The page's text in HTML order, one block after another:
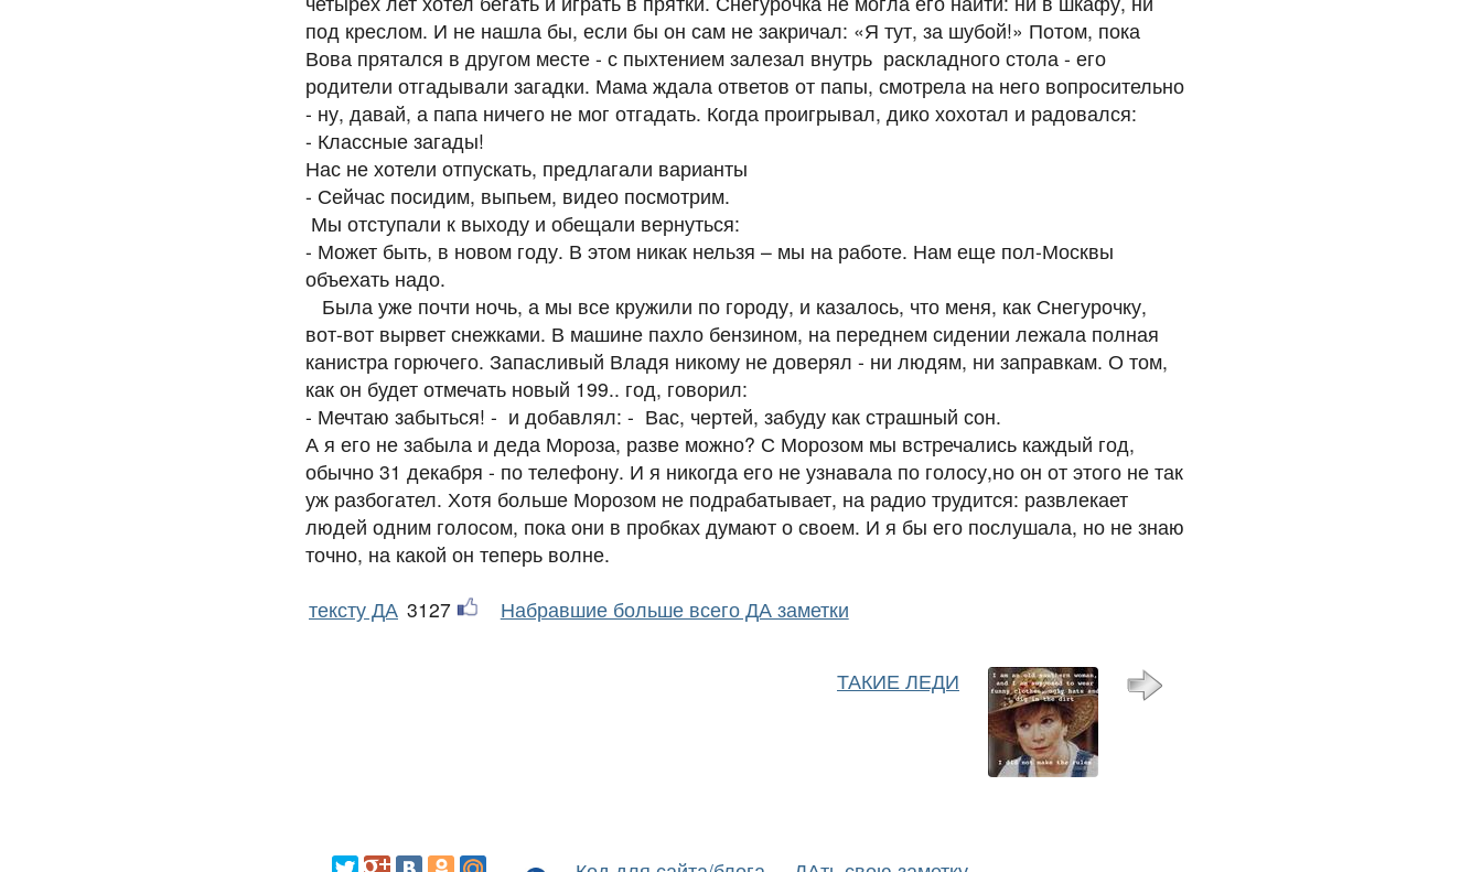
под креслом. И не нашла бы, если бы он сам не закричал: «Я тут, за шубой!» Потом, пока
Вова прятался в другом месте - с пыхтением залезал внутрь раскладного стола - его
родители отгадывали загадки. Мама ждала ответов от папы, смотрела на него вопросительно
- ну, давай, а папа ничего не мог отгадать. Когда проигрывал, дико хохотал и радовался:
- Классные загады!
Нас не хотели отпускать, предлагали варианты
- Сейчас посидим, выпьем, видео посмотрим.
Мы отступали к выходу и обещали вернуться:
- Может быть, в новом году. В этом никак нельзя – мы на работе. Нам еще пол-Москвы
объехать надо.
Была уже почти ночь, а мы все кружили по городу, и казалось, что меня, как Снегурочку,
вот-вот вырвет снежками. В машине пахло бензином, на переднем сидении лежала полная
канистра горючего. Запасливый Владя никому не доверял - ни людям, ни заправкам. О том,
как он будет отмечать новый 199.. год, говорил:
- Мечтаю забыться! - и добавлял: - Вас, чертей, забуду как страшный сон.
А я его не забыла и деда Мороза, разве можно? С Морозом мы встречались каждый год,
обычно 31 декабря - по телефону. И я никогда его не узнавала по голосу,но он от этого не так
уж разбогател. Хотя больше Морозом не подрабатывает, на радио трудится: развлекает
людей одним голосом, пока они в пробках думают о своем. И я бы его послушала, но не знаю
точно, на какой он теперь волне.
тексту ДА 3127 Набравшие больше всего ДА заметки
ТАКИЕ ЛЕДИ